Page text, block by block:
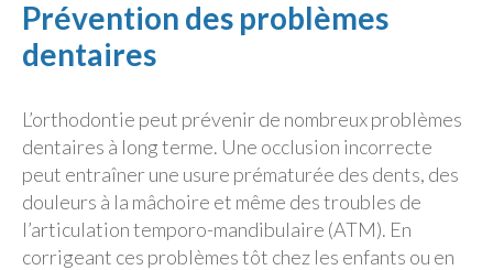
Prévention des problèmes
dentaires
L’orthodontie peut prévenir de nombreux problèmes
dentaires à long terme. Une occlusion incorrecte
peut entraîner une usure prématurée des dents, des
douleurs à la mâchoire et même des troubles de
l’articulation temporo-mandibulaire (ATM). En
corrigeant ces problèmes tôt chez les enfants ou en